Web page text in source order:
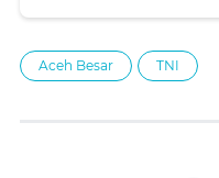
Aceh Besar TNI